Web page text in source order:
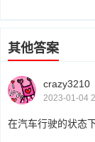
其他答案
crazy3210
2023-01-04
在汽车行驶的状态